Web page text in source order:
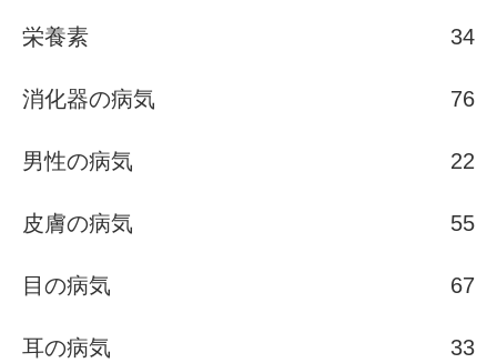
栄養素 34
消化器の病気 76
男性の病気 22
皮膚の病気 55
目の病気 67
耳の病気 33